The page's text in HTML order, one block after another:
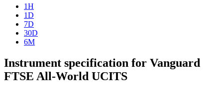
1H
1D
7D
30D
6M
Instrument specification for Vanguard
FTSE All-World UCITS